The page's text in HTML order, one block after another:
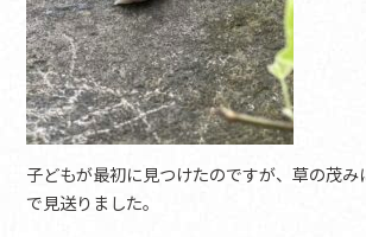
子どもが最初に見つけたのですが、草の茂み
で見送りました。